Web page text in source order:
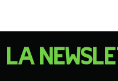
LA